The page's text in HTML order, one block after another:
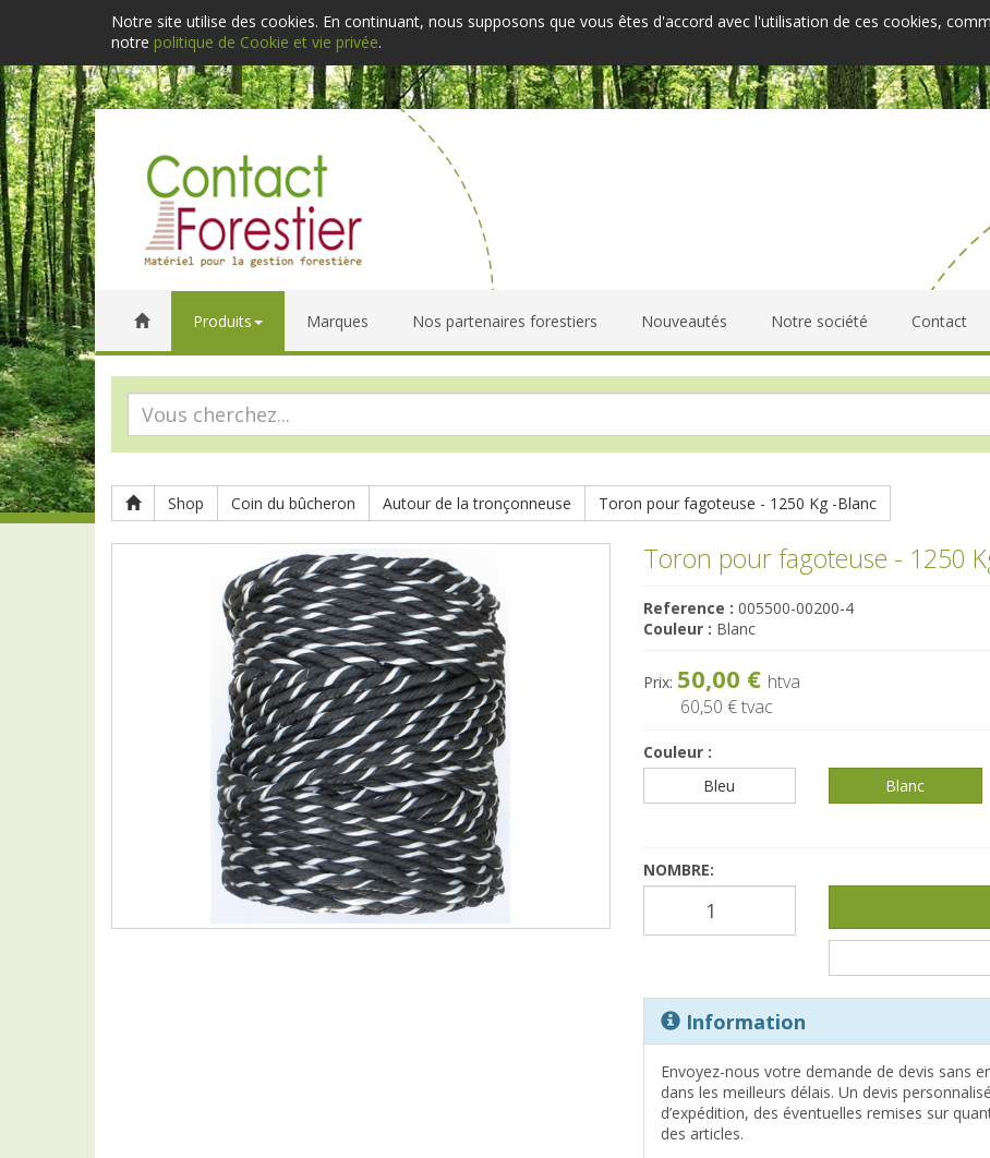
Notre site utilise des cookies. En continuant, nous supposons que vous êtes d'accord avec l'utilisation de ces cookies,
notre politique de Cookie et vie privée.
Produits Marques Nos partenaires forestiers Nouveautés Notre société Contact
Shop Coin du bûcheron Autour de la tronçonneuse Toron pour fagoteuse - 1250 Kg -Blanc
Toron pour fagoteuse - 1250
Reference : 005500-00200-4
Couleur : Blanc
Prix: 50,00 € htva
60,50 €tvac
Couleur :
Bleu
Blanc
NOMBRE:
Information
Envoyez-nous votre demande de devis sans
dans les meilleurs délais. Un devis
d’expédition, des éventuelles remises sur
des articles.